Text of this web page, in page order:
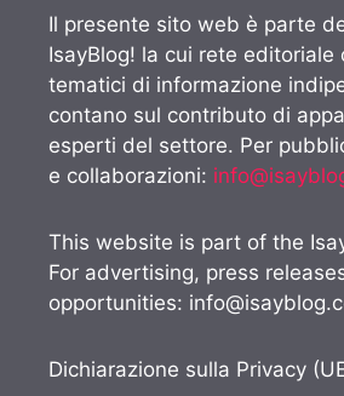
Il presente sito web è parte
IsayBlog! la cui rete editoriale
tematici di informazione
contano sul contributo di
esperti del settore. Per
e collaborazioni:
This website is part of the
For advertising, press
opportunities:
Dichiarazione sulla Privacy